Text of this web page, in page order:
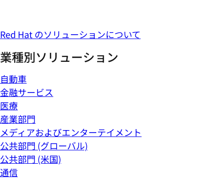
Red Hat のソリューションについて
業種別ソリューション
自動車
金融サービス
医療
産業部門
メディアおよびエンターテイメント
公共部門 (グローバル)
公共部門 (米国)
通信